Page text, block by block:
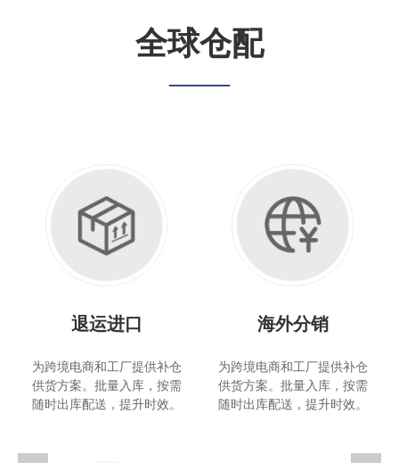
全球仓配
——
为跨境电商和工厂提供补仓
供货方案。批量入库，按需
随时出库配送，提升时效。
中转仓储
为跨境
供货方
随时出
电商和工厂提供补仓
案。批量入库，按需
库配送，提升时效。
海外分销